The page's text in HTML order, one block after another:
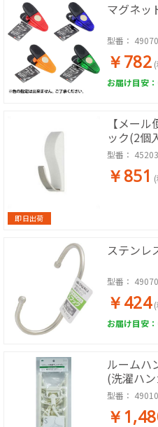
マグネッ
型番：
￥782
お届け目安
即日出荷
【メー
ック(2個
ック おし
型番：
￥851
ステンレ
型番：
￥424
お届け目安
ルームハ
(洗濯ハ
型番：
￥